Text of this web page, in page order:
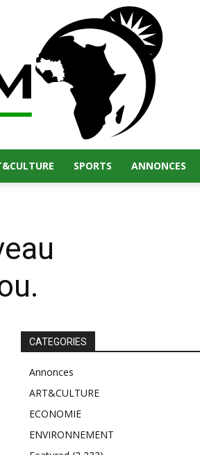
SPORTS ANNONCES
CATEGORIES
Annonces
ART&CULTURE
ECONOMIE
ENVIRONNEMENT